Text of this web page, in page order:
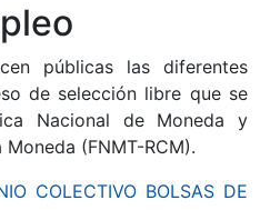
públicas las diferentes
de selección libre que se
Nacional de Moneda y
(FNMT-RCM).
COLECTIVO BOLSAS DE